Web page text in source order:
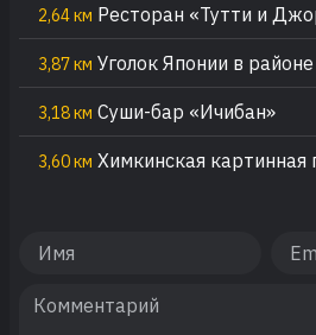
2,64 км Ресторан «Тутти и
3,87 км Уголок Японии в
3,18 км Суши-бар «Ичибан»
3,60 км Химкинская картинная